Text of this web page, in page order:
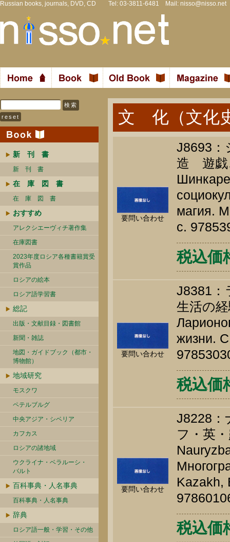
Russian books, journals, DVD, CD Tel: 03-3811-6481 Mail: nisso@nisso.net
新 刊 書
新 刊 書
在 庫 図 書
在 庫 図 書
おすすめ
アレクシエーヴィチ著作集
在庫図書
2023年度ロシア各種書籍賞受
賞作品
ロシアの絵本
ロシア語学習書
総記
出版・文献目録・図書館
新聞・雑誌
地図・ガイドブック（都市・
博物館）
地域研究
モスクワ
ペテルブルグ
中央アジア・シベリア
カフカス
ロシアの諸地域
ウクライナ・ベラルーシ・
バルト
百科事典・人名事典
百科事典・人名事典
辞典
ロシア語一般・学習・その他
文 化（文化
要問い合わせ
J8693
造 遊戯
магия.
c.
税込価
要問い合わせ
J8381
生活の
жизни.
税込価
要問い合わせ
J8228
フ・英
Kazakh,
税込価